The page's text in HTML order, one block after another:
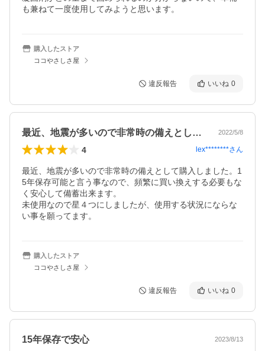
も兼ねて一度使用してみようと思います。
購入したストア
ココやさしさ屋
違反報告 いいね 0
最近、地震が多いので非常時の備えとして… 2022/5/8
4 lex********さん
最近、地震が多いので非常時の備えとして購入しました。1
5年保存可能と言う事なので、頻繁に買い換えする必要もな
く安心して備蓄出来ます。
未使用なので星４つにしましたが、使用する状況にならな
い事を願ってます。
購入したストア
ココやさしさ屋
違反報告 いいね 0
15年保存で安心 2023/8/13